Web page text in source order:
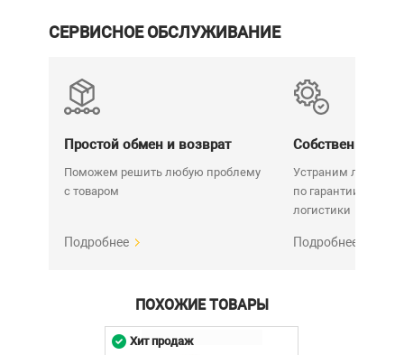
СЕРВИСНОЕ ОБСЛУЖИВАНИЕ
Простой обмен и возврат
Поможем решить любую проблему
с товаром
Подробнее
Собственный
Устраним любую
по гарантии. Срок
логистики
Подробнее
ПОХОЖИЕ ТОВАРЫ
Хит продаж